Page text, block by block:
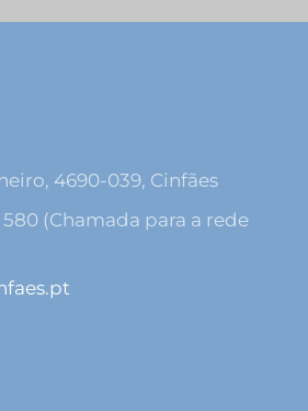
4690-039, Cinfães
580 (Chamada para a rede